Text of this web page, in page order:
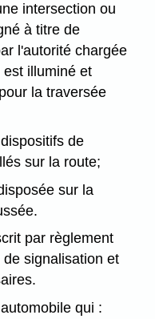
intersection ou
à titre de
l'autorité chargée
illuminé et
la traversée
de
sur la route;
sur la
par règlement
de signalisation et
qui :